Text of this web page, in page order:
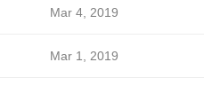
Mar 4, 2019
Mar 1, 2019